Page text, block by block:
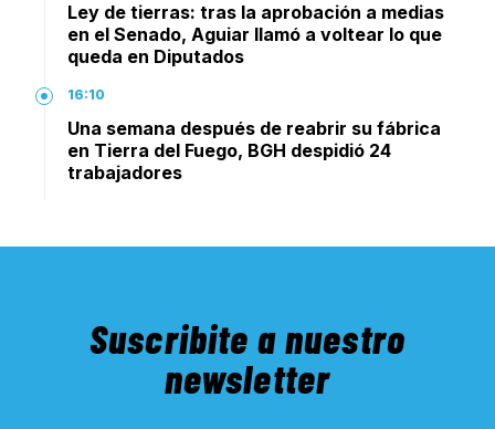
Ley de tierras: tras la aprobación a medias
en el Senado, Aguiar llamó a voltear lo que
queda en Diputados
16:10
Una semana después de reabrir su fábrica
en Tierra del Fuego, BGH despidió 24
trabajadores
Suscribite a nuestro
newsletter